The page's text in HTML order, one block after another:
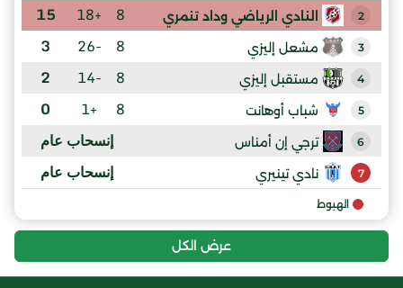
2 النادي الرياضي وداد تنمري 8
+18
15
3 مشعل إليزي 8
-26
3
4 مستقبل إليزي 8
-14
2
5 شباب أوهانت 8
+1
0
6 ترجي إن أمناس إنسحاب عام
7 نادي تينيري إنسحاب عام
الهبوط
عرض الكل